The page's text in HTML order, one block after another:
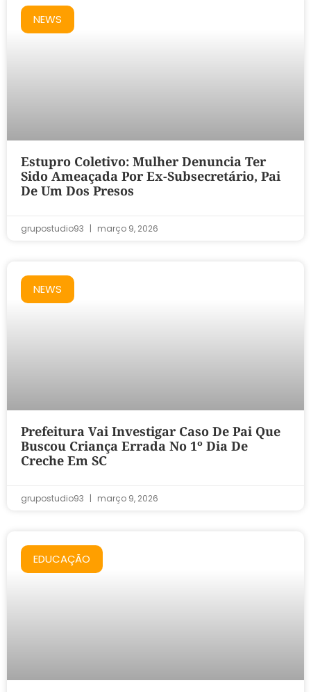
NEWS
Estupro Coletivo: Mulher Denuncia Ter
Sido Ameaçada Por Ex-Subsecretário, Pai
De Um Dos Presos
grupostudio93 março 9, 2026
NEWS
Prefeitura Vai Investigar Caso De Pai Que
Buscou Criança Errada No 1º Dia De
Creche Em SC
grupostudio93 março 9, 2026
EDUCAÇÃO